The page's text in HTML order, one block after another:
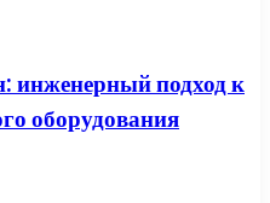
инженерный подход к
оборудования